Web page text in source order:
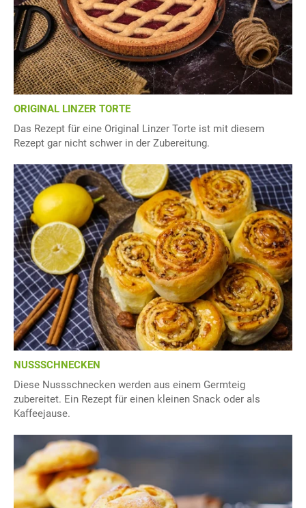
ORIGINAL LINZER TORTE
Das Rezept für eine Original Linzer Torte ist mit diesem
Rezept gar nicht schwer in der Zubereitung.
NUSSSCHNECKEN
Diese Nussschnecken werden aus einem Germteig
zubereitet. Ein Rezept für einen kleinen Snack oder als
Kaffeejause.